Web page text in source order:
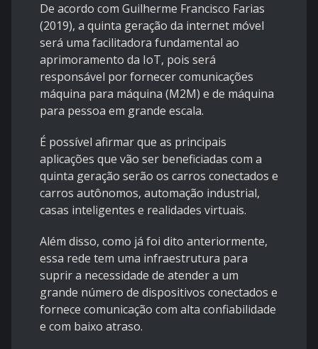
De acordo com Guilherme Francisco Farias
(2019), a quinta geração da internet móvel
será uma facilitadora fundamental ao
aprimoramento da IoT, pois será
responsável por fornecer comunicações
máquina para máquina (M2M) e de máquina
para pessoa em grande escala.
É possível afirmar que as principais
aplicações que vão ser beneficiadas com a
quinta geração serão os carros conectados e
carros autônomos, automação industrial,
casas inteligentes e realidades virtuais.
Além disso, como já foi dito anteriormente,
essa rede tem uma infraestrutura para
suprir a necessidade de atender a um
grande número de dispositivos conectados e
fornece comunicação com alta confiabilidade
e com baixo atraso.